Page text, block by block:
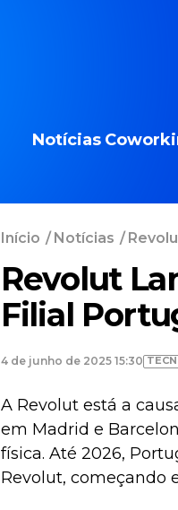
Notícias
Início /Notícias /
Revolut
Filial
4 de junho de 2025 15:30
A Revolut está a
em Madrid e
física. Até 2026,
Revolut, começando